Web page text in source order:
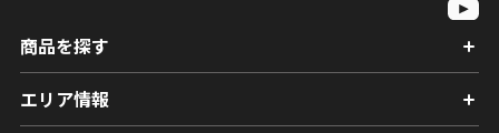
商品を探す
エリア情報